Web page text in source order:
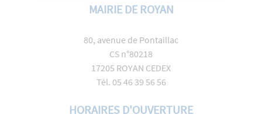
MAIRIE DE ROYAN
80, avenue de Pontaillac
CS n°80218
17205 ROYAN CEDEX
Tél. 05 46 39 56 56
HORAIRES D'OUVERTURE